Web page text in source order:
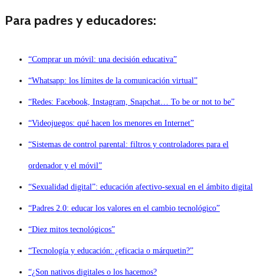
Para padres y educadores:
“Comprar un móvil: una decisión educativa”
“Whatsapp: los límites de la comunicación virtual”
“Redes: Facebook, Instagram, Snapchat… To be or not to be”
“Videojuegos: qué hacen los menores en Internet”
“Sistemas de control parental: filtros y controladores para el
ordenador y el móvil”
“Sexualidad digital”: educación afectivo-sexual en el ámbito digital
“Padres 2.0: educar los valores en el cambio tecnológico”
“Diez mitos tecnológicos”
“Tecnología y educación: ¿eficacia o márquetin?”
“¿Son nativos digitales o los hacemos?